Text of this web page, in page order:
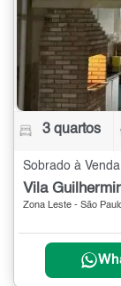
3 quartos
Sobrado à
Vila
Zona Leste - São